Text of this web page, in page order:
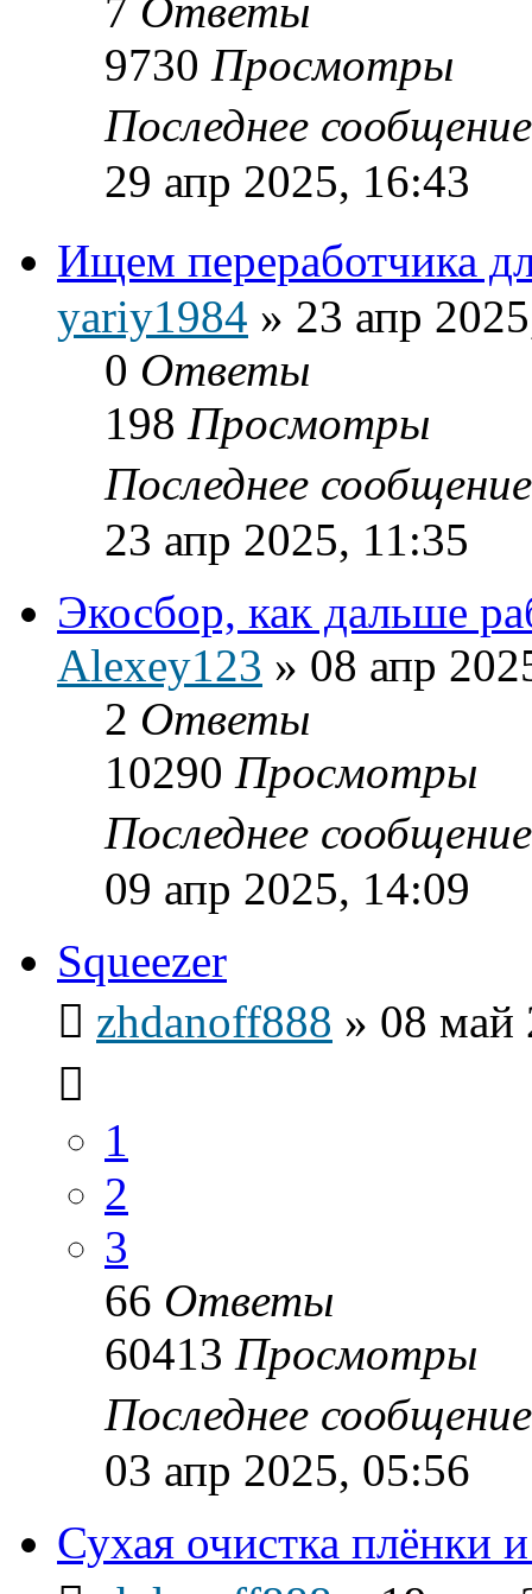
7 Ответы
9730 Просмотры
Последнее
29 апр 2025, 16:43
Ищем переработчика
yariy1984 » 23 апр
0 Ответы
198 Просмотры
Последнее
23 апр 2025, 11:35
Экосбор, как дальше
Alexey123 » 08 апр
2 Ответы
10290 Просмотры
Последнее
09 апр 2025, 14:09
Squeezer
zhdanoff888 » 08 май
1
2
3
66 Ответы
60413 Просмотры
Последнее
03 апр 2025, 05:56
Сухая очистка плёнки